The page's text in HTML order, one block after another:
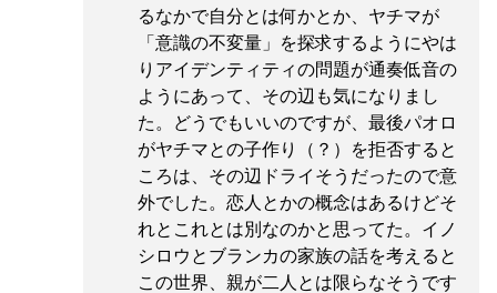
るなかで自分とは何かとか、ヤチマが
「意識の不変量」を探求するようにやは
りアイデンティティの問題が通奏低音の
ようにあって、その辺も気になりまし
た。どうでもいいのですが、最後パオロ
がヤチマとの子作り（？）を拒否すると
ころは、その辺ドライそうだったので意
外でした。恋人とかの概念はあるけどそ
れとこれとは別なのかと思ってた。イノ
シロウとブランカの家族の話を考えると
この世界、親が二人とは限らなそうです